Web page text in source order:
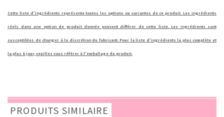
Cette liste d'ingrédients représente toutes les options ou variantes de ce produit. Les ingrédients
réels dans une option de produit donnée peuvent différer de cette liste. Les ingrédients sont
susceptibles de changer à la discrétion du fabricant. Pour la liste d'ingrédients la plus complète et
la plus à jour, veuillez vous référer à l'emballage du produit.
PRODUITS SIMILAIRE